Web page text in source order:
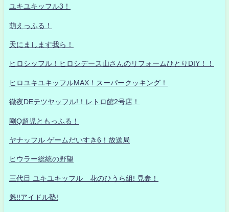
ユキユキッフル3！
萌えっふる！
天にまします我ら！
ヒロシッフル！ヒロシデース山さんのリフォームひとりDIY！！
ヒロユキユキッフルMAX！スーパークッキング！
徹夜DEテツヤッフル!！レトロ館2号店！
剛Q超児ともっふる！
ヤナッフル ゲームだいすき6！放送局
ヒウラー総統の野望
三代目 ユキユキッフル 花のひうら組! 見参！
魁!!アイドル塾!